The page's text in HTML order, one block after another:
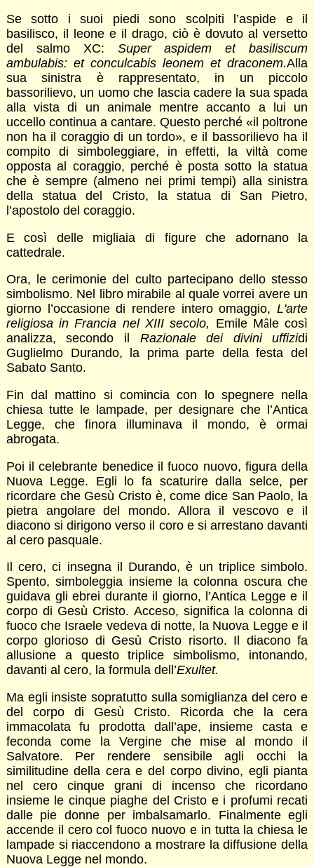
Se sotto i suoi piedi sono scolpiti l’aspide e il
basilisco, il leone e il drago, ciò è dovuto al versetto
del salmo XC: Super aspidem et basiliscum
ambulabis: et conculcabis leonem et draconem.Alla
sua sinistra è rappresentato, in un piccolo
bassorilievo, un uomo che lascia cadere la sua spada
alla vista di un animale mentre accanto a lui un
uccello continua a cantare. Questo perché «il poltrone
non ha il coraggio di un tordo», e il bassorilievo ha il
compito di simboleggiare, in effetti, la viltà come
opposta al coraggio, perché è posta sotto la statua
che è sempre (almeno nei primi tempi) alla sinistra
della statua del Cristo, la statua di San Pietro,
l’apostolo del coraggio.
E così delle migliaia di figure che adornano la
cattedrale.
Ora, le cerimonie del culto partecipano dello stesso
simbolismo. Nel libro mirabile al quale vorrei avere un
giorno l’occasione di rendere intero omaggio,L'arte
religiosa in Francia nel XIII secolo, Emile Mâle così
analizza, secondo il Razionale dei divini uffizidi
Guglielmo Durando, la prima parte della festa del
Sabato Santo.
Fin dal mattino si comincia con lo spegnere nella
chiesa tutte le lampade, per designare che l’Antica
Legge, che finora illuminava il mondo, è ormai
abrogata.
Poi il celebrante benedice il fuoco nuovo, figura della
Nuova Legge. Egli lo fa scaturire dalla selce, per
ricordare che Gesù Cristo è, come dice San Paolo, la
pietra angolare del mondo. Allora il vescovo e il
diacono si dirigono verso il coro e si arrestano davanti
al cero pasquale.
Il cero, ci insegna il Durando, è un triplice simbolo.
Spento, simboleggia insieme la colonna oscura che
guidava gli ebrei durante il giorno, l’Antica Legge e il
corpo di Gesù Cristo. Acceso, significa la colonna di
fuoco che Israele vedeva di notte, la Nuova Legge e il
corpo glorioso di Gesù Cristo risorto. Il diacono fa
allusione a questo triplice simbolismo, intonando,
davanti al cero, la formula dell’Exultet.
Ma egli insiste sopratutto sulla somiglianza del cero e
del corpo di Gesù Cristo. Ricorda che la cera
immacolata fu prodotta dall’ape, insieme casta e
feconda come la Vergine che mise al mondo il
Salvatore. Per rendere sensibile agli occhi la
similitudine della cera e del corpo divino, egli pianta
nel cero cinque grani di incenso che ricordano
insieme le cinque piaghe del Cristo e i profumi recati
dalle pie donne per imbalsamarlo. Finalmente egli
accende il cero col fuoco nuovo e in tutta la chiesa le
lampade si riaccendono a mostrare la diffusione della
Nuova Legge nel mondo.